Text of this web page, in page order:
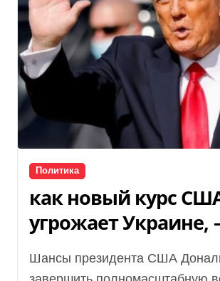
Политика
как новый курс
угрожает Украине,
Economist
Шансы президента США Дональда Трампа